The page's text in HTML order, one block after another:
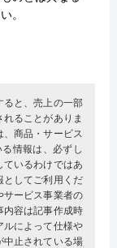
。
と、売上の一部
ることがありま
商品・サービス
情報は、必ずし
ているわけではあ
としてご利用くだ
ービス事業者の
容は記事作成時
ルによって仕様や
中止されている場